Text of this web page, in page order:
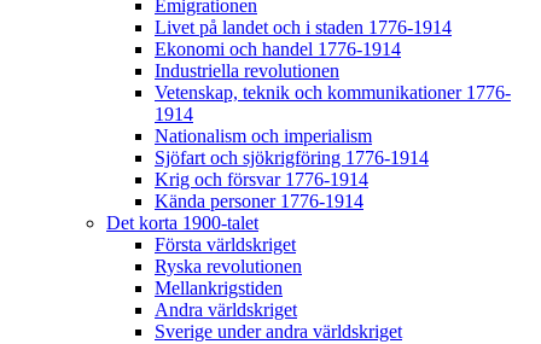
Emigrationen
Livet på landet och i staden 1776-1914
Ekonomi och handel 1776-1914
Industriella revolutionen
Vetenskap, teknik och kommunikationer 1776-
1914
Nationalism och imperialism
Sjöfart och sjökrigföring 1776-1914
Krig och försvar 1776-1914
Kända personer 1776-1914
Det korta 1900-talet
Första världskriget
Ryska revolutionen
Mellankrigstiden
Andra världskriget
Sverige under andra världskriget